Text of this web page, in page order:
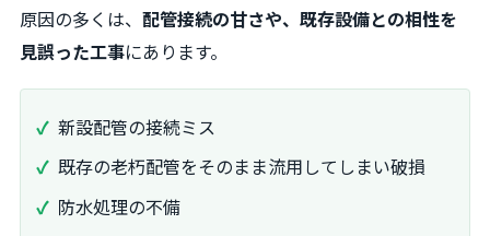
原因の多くは、 配管接続の甘さや、既存設備との相性を
見誤った工事にあります。
新設配管の接続ミス
既存の老朽配管をそのまま流用してしまい破損
防水処理の不備